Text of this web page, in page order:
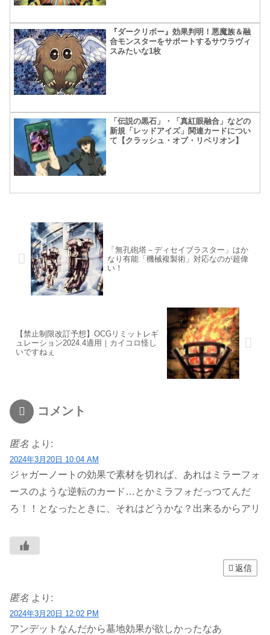
『ダークリボー』効果判明！悪魔族＆融
合モンスターをサポートするサウラヴィ
スみたいな1枚
「伝説の黒石」・「真紅眼融合」などの
新規「レッドアイズ」関連カードについ
て【クラッシュ・オブ・リベリオン】
「無孔砲塔－ディセイブラスター」はか
なり有能「機械複製術」対応なのが超偉
い！
【禁止制限改訂予想】OCGリミットレギ
ュレーション2024.4適用｜カイコロ怪し
いですねぇ
コメント
匿名 より:
2024年3月20日 10:04 AM
ジャガーノートの効果で素材を切れば、あれはミラーフォ
ースのような逆転のカード…とかミラフォだっつてんだ
ろ！！となったときに、それはどうかな？出来るからアリ
返信
匿名 より:
2024年3月20日 12:02 PM
アンデットなんだから墓地効果が欲しかったなあ